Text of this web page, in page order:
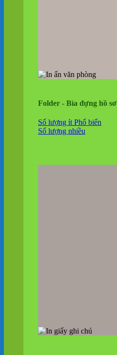
Folder - Bìa đựng hồ sơ
Số lượng ít
Số lượng nhiều